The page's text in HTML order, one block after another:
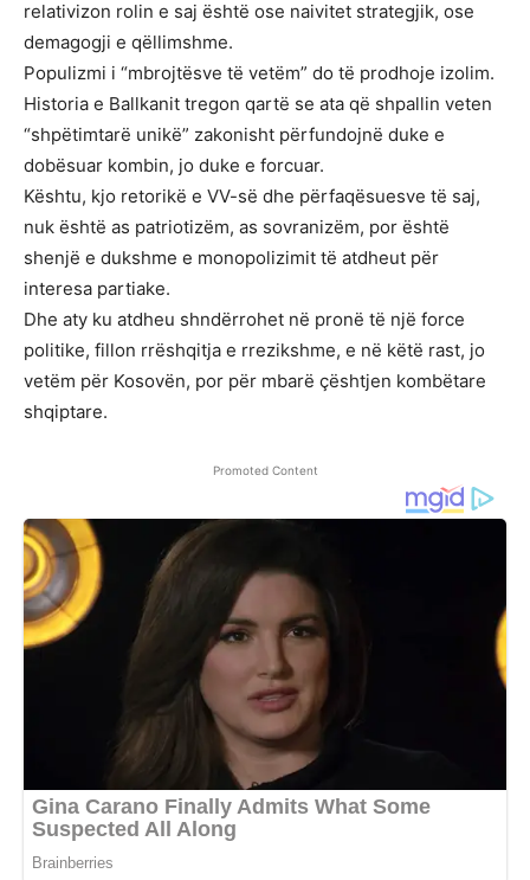
relativizon rolin e saj është ose naivitet strategjik, ose
demagogji e qëllimshme.
Populizmi i “mbrojtësve të vetëm” do të prodhoje izolim.
Historia e Ballkanit tregon qartë se ata që shpallin veten
“shpëtimtarë unikë” zakonisht përfundojnë duke e
dobësuar kombin, jo duke e forcuar.
Kështu, kjo retorikë e VV-së dhe përfaqësuesve të saj,
nuk është as patriotizëm, as sovranizëm, por është
shenjë e dukshme e monopolizimit të atdheut për
interesa partiake.
Dhe aty ku atdheu shndërrohet në pronë të një force
politike, fillon rrëshqitja e rrezikshme, e në këtë rast, jo
vetëm për Kosovën, por për mbarë çështjen kombëtare
shqiptare.
Promoted Content